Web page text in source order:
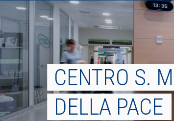
CENTRO S.
DELLA PACE